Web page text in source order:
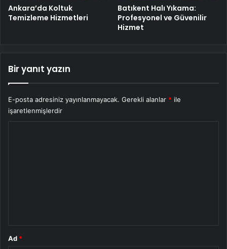
Ankara’da Koltuk
Temizleme Hizmetleri
Batıkent Halı Yıkama:
Profesyonel ve Güvenilir
Hizmet
Bir yanıt yazın
E-posta adresiniz yayınlanmayacak. Gerekli alanlar * ile
işaretlenmişlerdir
Ad *